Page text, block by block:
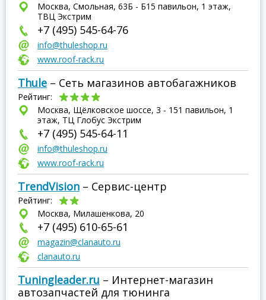
Москва, Смольная, 63Б - Б15 павильон, 1 этаж,
ТВЦ Экстрим
+7 (495) 545-64-76
info@thuleshop.ru
www.roof-rack.ru
Thule – Сеть магазинов автобагажников
Рейтинг:
Москва, Щёлковское шоссе, 3 - 151 павильон, 1
этаж, ТЦ Глобус Экстрим
+7 (495) 545-64-11
info@thuleshop.ru
www.roof-rack.ru
TrendVision – Сервис-центр
Рейтинг:
Москва, Милашенкова, 20
+7 (495) 610-65-61
magazin@clanauto.ru
clanauto.ru
Tuningleader.ru – Интернет-магазин
автозапчастей для тюнинга